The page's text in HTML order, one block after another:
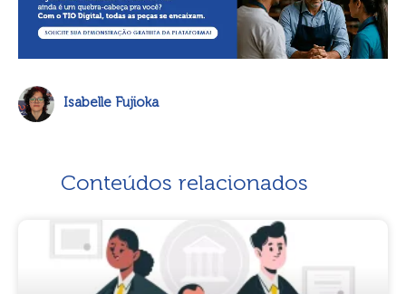
Isabelle Fujioka
Conteúdos relacionados